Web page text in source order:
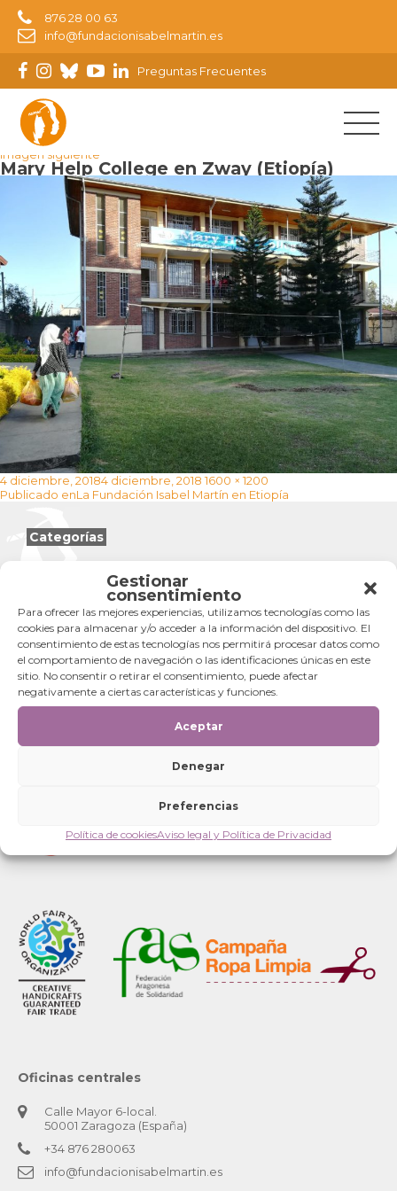
Gestionar
consentimiento
Para ofrecer las mejores experiencias, utilizamos tecnologías como las
cookies para almacenar y/o acceder a la información del dispositivo. El
consentimiento de estas tecnologías nos permitirá procesar datos como
el comportamiento de navegación o las identificaciones únicas en este
sitio. No consentir o retirar el consentimiento, puede afectar
negativamente a ciertas características y funciones.
Aceptar
Denegar
Preferencias
Política de cookiesAviso legal y Política de Privacidad
876 28 00 63
info@fundacionisabelmartin.es
Preguntas Frecuentes
Imagen anterior
Imagen siguiente
Mary Help College en Zway (Etiopía)
Publicado
el
4 diciembre, 20184 diciembre, 2018 Tamaño
completo
1600 × 1200
Navegación
Publicado enLa Fundación Isabel Martín en Etiopía
Categorías
Oficinas centrales
Calle Mayor 6-local.
50001 Zaragoza (España)
+34 876 280063
info@fundacionisabelmartin.es